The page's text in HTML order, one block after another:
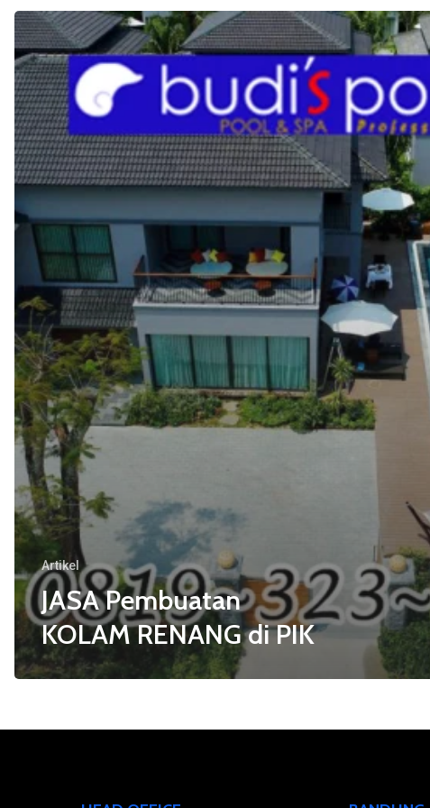
JASA
Pembuatan
KOLAM
RENANG
di
PIK
Artikel
JASA Pembuatan
KOLAM RENANG di PIK